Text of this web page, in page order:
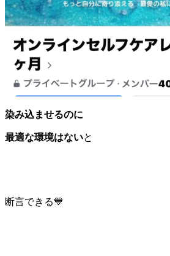
染み込ませるのに
最適な環境はないと
断言できる💙